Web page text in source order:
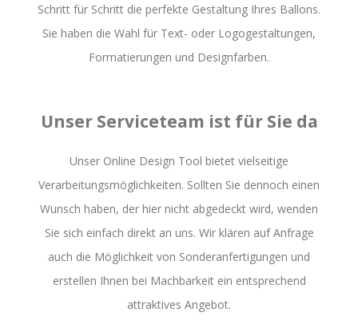
Schritt für Schritt die perfekte Gestaltung Ihres Ballons.
Sie haben die Wahl für Text- oder Logogestaltungen,
Formatierungen und Designfarben.
Unser Serviceteam ist für Sie da
Unser Online Design Tool bietet vielseitige
Verarbeitungsmöglichkeiten. Sollten Sie dennoch einen
Wunsch haben, der hier nicht abgedeckt wird, wenden
Sie sich einfach direkt an uns. Wir klären auf Anfrage
auch die Möglichkeit von Sonderanfertigungen und
erstellen Ihnen bei Machbarkeit ein entsprechend
attraktives Angebot.